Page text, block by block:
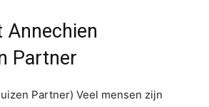
Annechien
Partner
Partner) Veel mensen zijn